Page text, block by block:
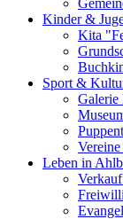
Kinder &
Kita
Sport &
Leben in